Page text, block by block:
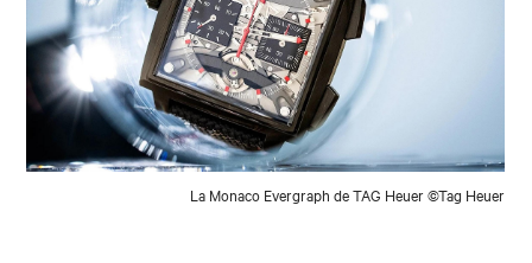
La Monaco Evergraph de TAG Heuer©Tag Heuer